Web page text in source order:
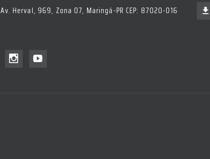
Av. Herval, 969, Zona 07, Maringá-PR CEP: 87020-016